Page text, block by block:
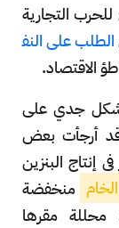
التجارية
الطلب على النف
الاقتصاد.
بشكل جدي على
أرجأت بعض
إنتاج البنزين
الخام منخفضة
محللة مقرها